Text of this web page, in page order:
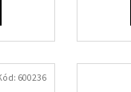
600236